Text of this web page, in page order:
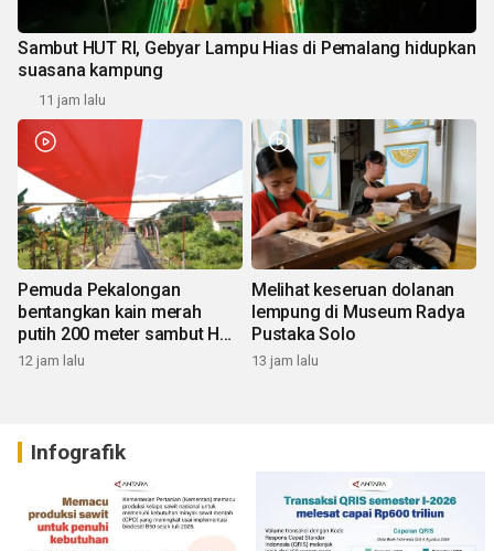
Sambut HUT RI, Gebyar Lampu Hias di Pemalang hidupkan
suasana kampung
11 jam lalu
Pemuda Pekalongan
bentangkan kain merah
putih 200 meter sambut HUT
RI
12 jam lalu
Melihat keseruan dolanan
lempung di Museum Radya
Pustaka Solo
13 jam lalu
Infografik